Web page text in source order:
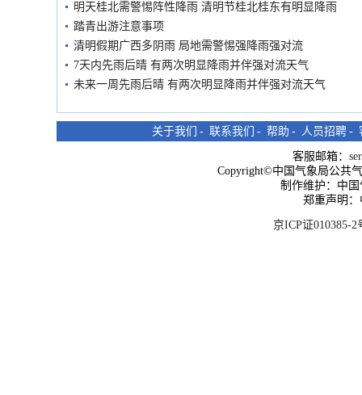
明天桂北需警惕阵性降雨 清明节桂北桂东有明显降雨
踏青出游注意事项
清明假期广西多阴雨 局地需警惕强降雨强对流
7天内先雨后晴 有两次明显降雨并伴强对流天气
未来一周先雨后晴 有两次明显降雨并伴强对流天气
关于我们 - 联系我们 - 帮助 - 人员招聘 -
客服邮箱：
Copyright©中国气象局公共
制作维护：中
郑重声明
京ICP证010385-2